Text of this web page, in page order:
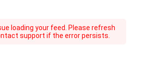
loading your feed. Please refresh
support if the error persists.